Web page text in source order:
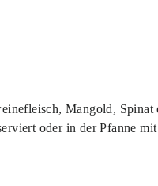
Mangold,
oder in der Pfanne